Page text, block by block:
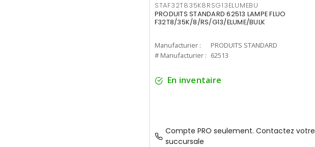
STAF32T835K8RSG13ELUMEBU
PRODUITS STANDARD 62513 LAMPE FLUO
F32T8/35K/8/RS/G13/ELUME/BULK
Manufacturier :
PRODUITS STANDARD
# Manufacturier : 62513
En inventaire
Compte PRO seulement. Contactez votre
succursale